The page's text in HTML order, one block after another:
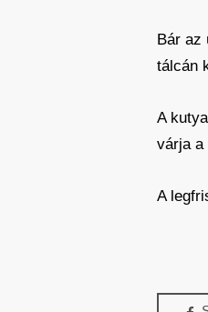
Bár az
tálcán
A
várja a
A